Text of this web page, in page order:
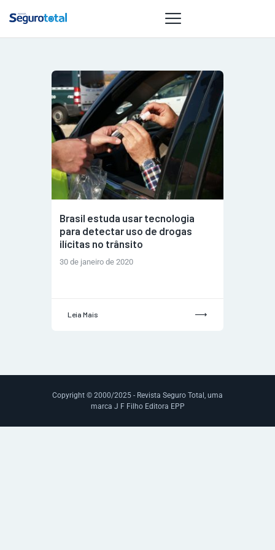
NOTÍCIAS
REVISTA
ESPECIAIS
GAIVOTA DE
OURO
ST SUMMIT
MULHERES
HOMEST
HOME
Brasil estuda usar tecnologia
para detectar uso de drogas
ilícitas no trânsito
30 de janeiro de 2020
Leia Mais
Copyright © 2000/2025 - Revista Seguro Total, uma
marca J F Filho Editora EPP